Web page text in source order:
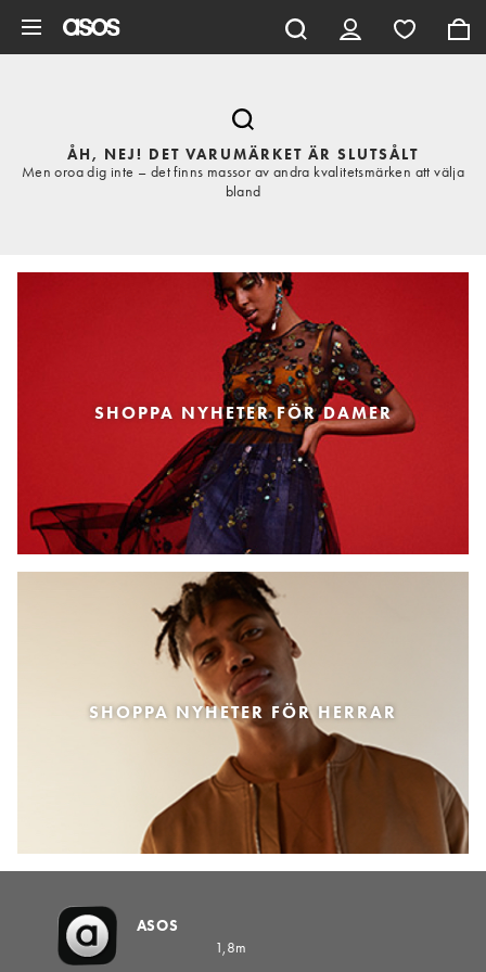
ÅH, NEJ! DET VARUMÄRKET ÄR SLUTSÅLT
Men oroa dig inte – det finns massor av andra kvalitetsmärken att välja
bland
SHOPPA NYHETER FÖR DAMER
SHOPPA NYHETER FÖR HERRAR
ASOS
1,8m